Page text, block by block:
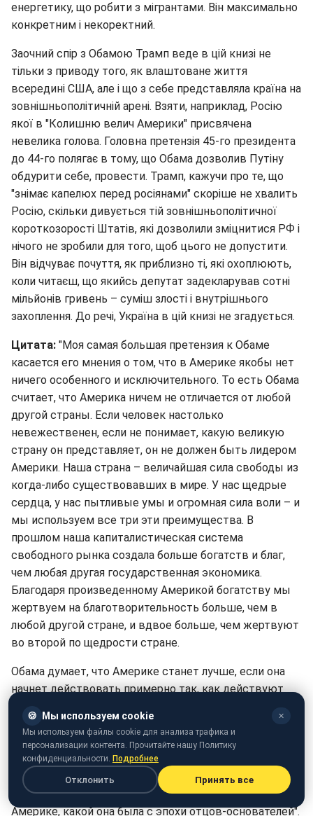
енергетику, що робити з мігрантами. Він максимально
конкретним і некоректний.
Заочний спір з Обамою Трамп веде в цій книзі не
тільки з приводу того, як влаштоване життя
всередині США, але і що з себе представляла країна на
зовнішньополітичній арені. Взяти, наприклад, Росію
якої в "Колишню велич Америки" присвячена
невелика голова. Головна претензія 45-го президента
до 44-го полягає в тому, що Обама дозволив Путіну
обдурити себе, провести. Трамп, кажучи про те, що
"знімає капелюх перед росіянами" скоріше не хвалить
Росію, скільки дивується тій зовнішньополітичної
короткозорості Штатів, які дозволили зміцнитися РФ і
нічого не зробили для того, щоб цього не допустити.
Він відчуває почуття, як приблизно ті, які охоплюють,
коли читаєш, що якийсь депутат задекларував сотні
мільйонів гривень – суміш злості і внутрішнього
захоплення. До речі, Україна в цій книзі не згадується.
Цитата: "Моя самая большая претензия к Обаме
касается его мнения о том, что в Америке якобы нет
ничего особенного и исключительного. То есть Обама
считает, что Америка ничем не отличается от любой
другой страны. Если человек настолько
невежественен, если не понимает, какую великую
страну он представляет, он не должен быть лидером
Америки. Наша страна – величайшая сила свободы из
когда-либо существовавших в мире. У нас щедрые
сердца, у нас пытливые умы и огромная сила воли – и
мы используем все три эти преимущества. В
прошлом наша капиталистическая система
свободного рынка создала больше богатств и благ,
чем любая другая государственная экономика.
Благодаря произведенному Америкой богатству мы
жертвуем на благотворительность больше, чем в
любой другой стране, и вдвое больше, чем жертвуют
во второй по щедрости стране.
Обама думает, что Америке станет лучше, если она
начнет действовать примерно так, как действуют
этих стран находятся в состоянии дефолта и
экономического развала. Я же думаю, что Америке
будет лучше, если американцы отвергнут
эксперимент, затеянный "организатором
общественности". Нам нужно вернуться к той
Америке, какой она была с эпохи отцов-основателей".
🍪 Мы используем cookie ✕
Мы используем файлы cookie для анализа трафика и
персонализации контента. Прочитайте нашу Политику
конфиденциальности. Подробнее
Отклонить Принять все